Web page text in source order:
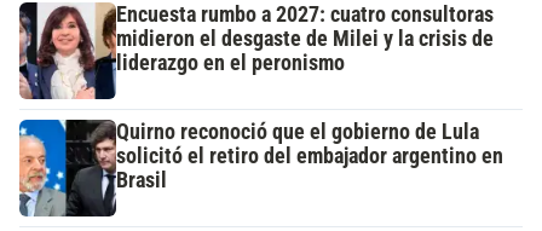
Encuesta rumbo a 2027: cuatro consultoras
midieron el desgaste de Milei y la crisis de
liderazgo en el peronismo
Quirno reconoció que el gobierno de Lula
solicitó el retiro del embajador argentino en
Brasil